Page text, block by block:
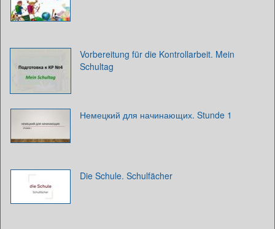
Vorbereitung für die Kontrollarbeit. Mein
Schultag
Немецкий для начинающих. Stunde 1
Die Schule. Schulfächer